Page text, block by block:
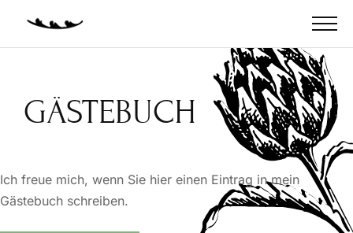
GÄSTEBUCH
Ich freue mich, wenn Sie hier einen Eintrag in mein
Gästebuch schreiben.